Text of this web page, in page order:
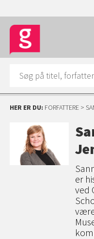
HER ER DU: FORFATTERE >
er
ved